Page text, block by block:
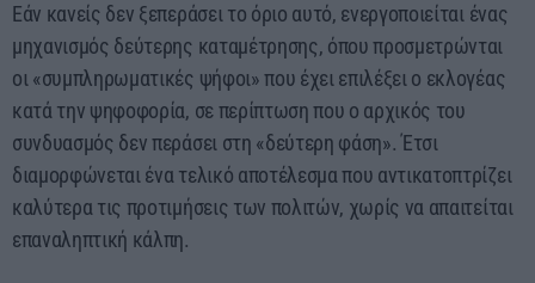
Εάν κανείς δεν ξεπεράσει το όριο αυτό, ενεργοποιείται ένας
μηχανισμός δεύτερης καταμέτρησης, όπου προσμετρώνται
οι «συμπληρωματικές ψήφοι» που έχει επιλέξει ο εκλογέας
κατά την ψηφοφορία, σε περίπτωση που ο αρχικός του
συνδυασμός δεν περάσει στη «δεύτερη φάση». Έτσι
διαμορφώνεται ένα τελικό αποτέλεσμα που αντικατοπτρίζει
καλύτερα τις προτιμήσεις των πολιτών, χωρίς να απαιτείται
επαναληπτική κάλπη.